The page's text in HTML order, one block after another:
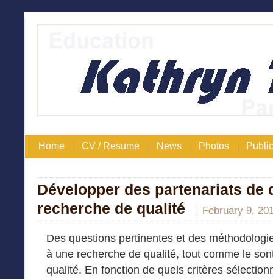
Home CV / Resume News Photos
Développer des partenariats de
recherche de qualité
February 9,
Des questions pertinentes et des
à une recherche de qualité, tout comme le
qualité. En fonction de quels critères